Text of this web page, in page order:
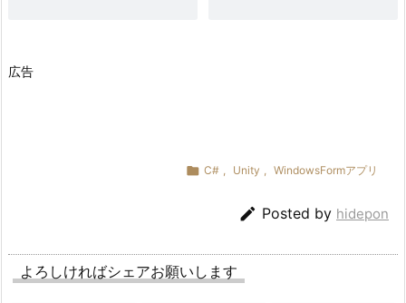
広告
 C# , Unity , WindowsFormアプリ
 Posted by hidepon
よろしければシェアお願いします